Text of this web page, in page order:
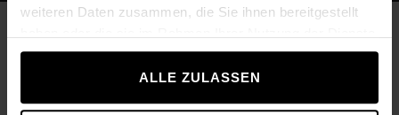
weiteren Daten zusammen, die Sie ihnen bereitgestellt
gesammelt haben.
ALLE ZULASSEN
Technické údaje